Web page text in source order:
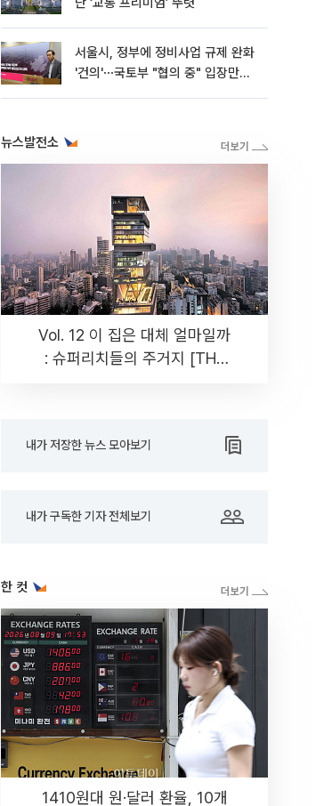
서울시, 정부에 정비사업 규제 완화
'건의'⋯국토부 "협의 중" 입장만
뉴스발전소
Vol. 12 이 집은 대체 얼마일까
: 슈퍼리치들의 주거지 [THE
내가 저장한 뉴스 모아보기
내가 구독한 기자 전체보기
한 컷
1410원대 원·달러 환율, 10개